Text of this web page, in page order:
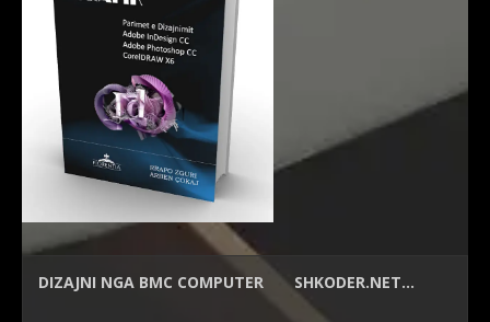
DIZAJNI NGA BMC COMPUTER SHKODER.NET…